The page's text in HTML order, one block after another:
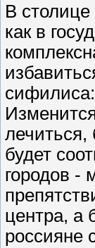
В
как в
лечиться,
будет
городов -
центра, а
россияне